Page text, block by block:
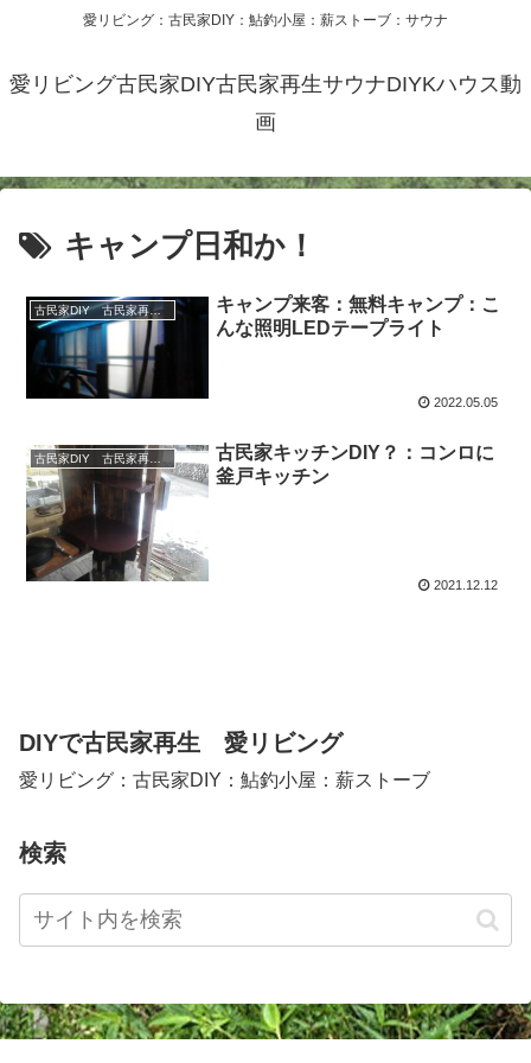
愛リビング：古民家DIY：鮎釣小屋：薪ストーブ：サウナ
愛リビング古民家DIY古民家再生サウナDIYKハウス動
画
キャンプ日和か！
古民家DIY 古民家再生 別荘 リフォーム 小屋 薪ストーブ
キャンプ来客：無料キャンプ：こ
んな照明LEDテープライト
2022.05.05
古民家キッチンDIY？：コンロに
釜戸キッチン
2021.12.12
DIYで古民家再生 愛リビング
愛リビング：古民家DIY：鮎釣小屋：薪ストーブ
検索